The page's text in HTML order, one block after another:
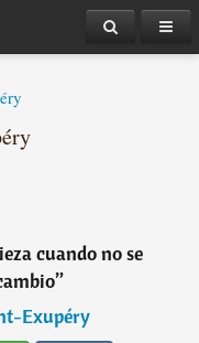
cuando no se
”
Exupéry